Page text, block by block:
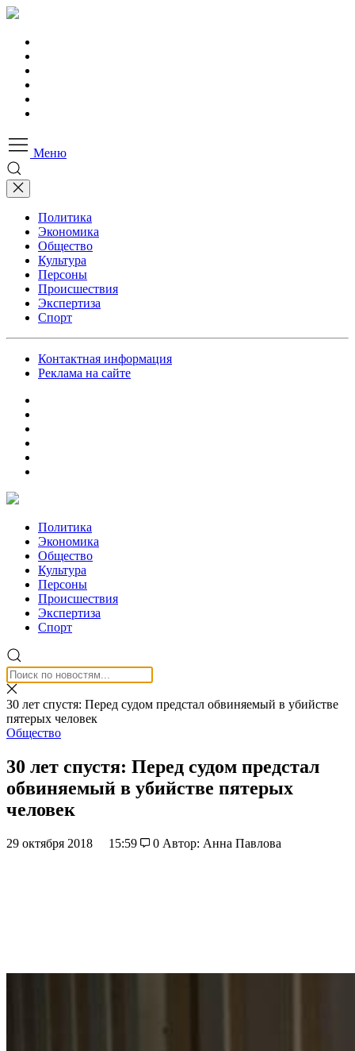
Меню
Политика
Экономика
Общество
Культура
Персоны
Происшествия
Экспертиза
Спорт
Контактная информация
Реклама на сайте
Политика
Экономика
Общество
Культура
Персоны
Происшествия
Экспертиза
Спорт
30 лет спустя: Перед судом предстал обвиняемый в убийстве
пятерых человек
Общество
30 лет спустя: Перед судом предстал
обвиняемый в убийстве пятерых
человек
29 октября 2018 15:59 0 Автор: Анна Павлова